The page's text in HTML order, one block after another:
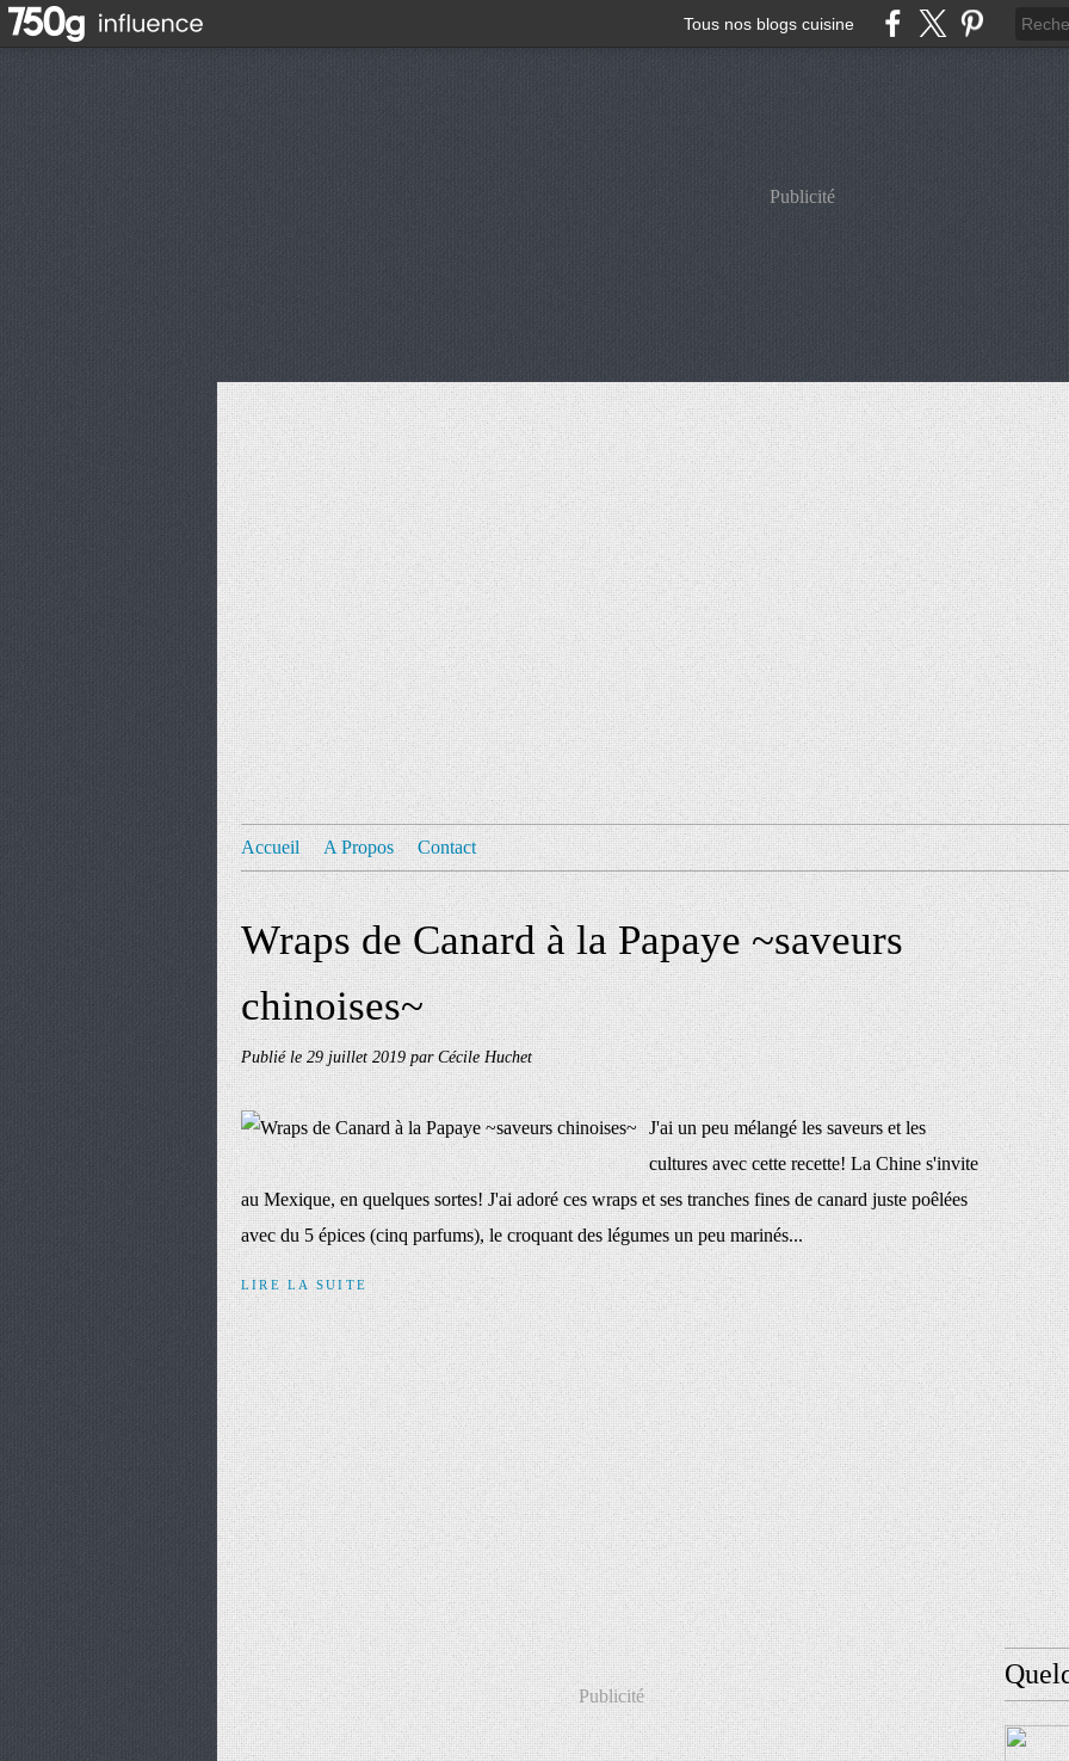
Tous nos blogs cuisine
Publicité
Accueil A Propos Contact
Wraps de Canard à la Papaye ~saveurs
chinoises~
Publié le29 juillet 2019par Cécile Huchet
J'ai un peu mélangé les saveurs et les
cultures avec cette recette! La Chine s'invite
au Mexique, en quelques sortes! J'ai adoré ces wraps et ses tranches fines de canard juste poêlées
avec du 5 épices (cinq parfums), le croquant des légumes un peu marinés...
LIRE LA SUITE
Publicité